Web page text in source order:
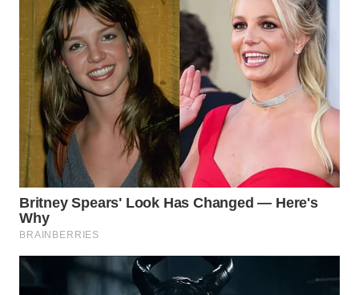
WN
SAMOSIR
WN
PADANG
LAWAS
WN
SUMEDANG
WN